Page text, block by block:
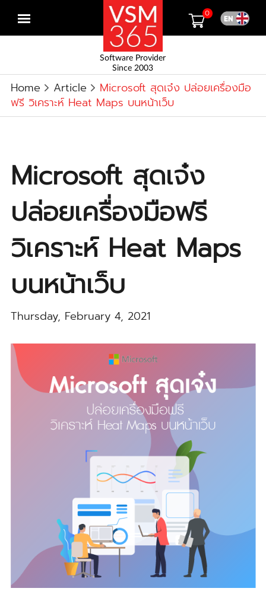
Open
Software Provider
Since 2003
0
Home Article
Microsoft สุดเจ๋ง ปล่อยเครื่องมือ
ฟรี วิเคราะห์ Heat Maps บนหน้าเว็บ
Microsoft สุดเจ๋ง
ปล่อยเครื่องมือฟรี
วิเคราะห์ Heat Maps
บนหน้าเว็บ
Thursday, February 4, 2021